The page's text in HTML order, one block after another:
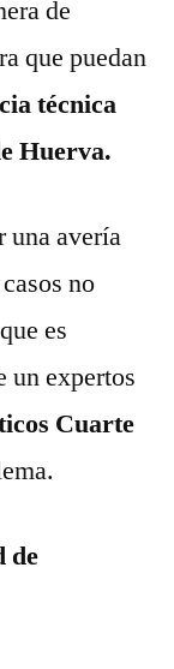
de
que puedan
técnica
Huerva.
una avería
no
es
un expertos
Cuarte
de